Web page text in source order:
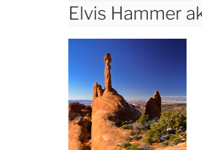
Elvis Hammer